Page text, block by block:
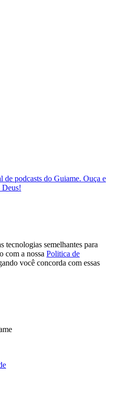
de podcasts do Guiame. Ouça e
Deus!
tecnologias semelhantes para
com a nossa Politica de
você concorda com essas